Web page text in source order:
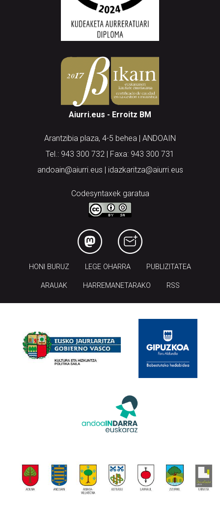
Aiurri.eus - Erroitz BM
Arantzibia plaza, 4-5 behea | ANDOAIN
Tel.: 943 300 732 | Faxa: 943 300 731
andoain@aiurri.eus | idazkaritza@aiurri.eus
Codesyntaxek garatua
HONI BURUZ LEGE OHARRA PUBLIZITATEA
ARAUAK HARREMANETARAKO RSS